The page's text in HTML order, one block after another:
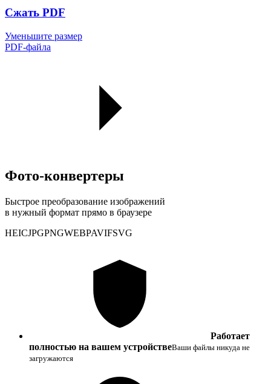
Сжать PDF
Уменьшите размер
PDF-файла
Фото-конвертеры
Быстрое преобразование изображений
в нужный формат прямо в браузере
HEICJPGPNGWEBPAVIFSVG
Работает
полностью на вашем устройствеВаши файлы никуда не
загружаются